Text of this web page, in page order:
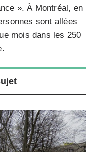
». À Montréal, en
sont allées
mois dans les 250